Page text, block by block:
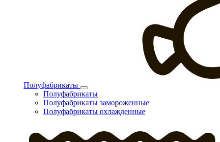
Полуфабрикаты
Полуфабрикаты
Полуфабрикаты замороженные
Полуфабрикаты охлажденные